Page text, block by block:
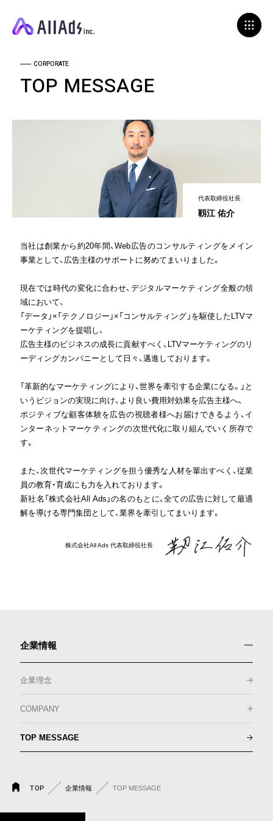
CORPORATE
TOP MESSAGE
代表取締役社長
靱江 佑介
当社は創業から約20年間、Web広告のコンサルティングをメイン
事業として、広告主様のサポートに努めてまいりました。
現在では時代の変化に合わせ、デジタルマーケティング全般の領
域において、
「データ」×「テクノロジー」×「コンサルティング」を駆使したLTVマ
ーケティングを提唱し、
広告主様のビジネスの成長に貢献すべく、LTVマーケティングのリ
ーディングカンパニーとして日々、邁進しております。
「革新的なマーケティングにより、世界を牽引する企業になる。」と
いうビジョンの実現に向け、より良い費用対効果を広告主様へ、
ポジティブな顧客体験を広告の視聴者様へお届けできるよう、イ
ンターネットマーケティングの次世代化に取り組んでいく所存で
す。
また、次世代マーケティングを担う優秀な人材を輩出すべく、従業
員の教育・育成にも力を入れております。
新社名「株式会社All Ads」の名のもとに、全ての広告に対して最適
解を導ける専門集団として、業界を牽引してまいります。
株式会社All Ads 代表取締役社長
企業情報
企業理念
COMPANY
TOP MESSAGE
TOP 企業情報 TOP MESSAGE